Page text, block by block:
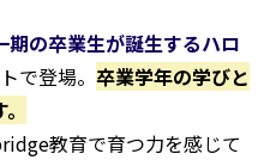
期の卒業生が誕生するハロ
で登場。 卒業学年の学びと
教育で育つ力を感じて